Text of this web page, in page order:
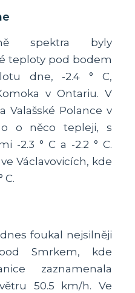
spektra byly
teploty pod bodem
dne, -2.4 ° C,
v Ontariu. V
Valašské Polance v
o něco tepleji, s
-2.3 ° C a -2.2 ° C.
Václavovicích, kde
C.
foukal nejsilněji
Smrkem, kde
zaznamenala
50.5 km/h. Ve